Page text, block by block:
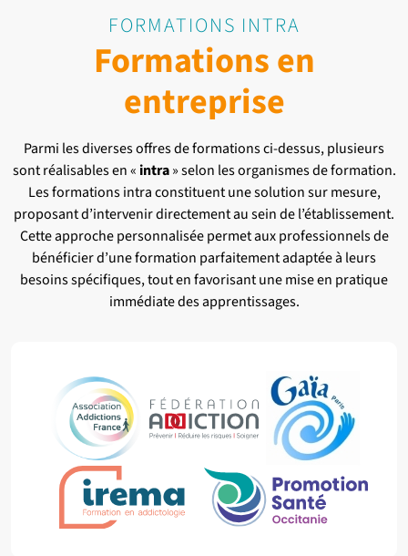
FORMATIONS INTRA
Formations en
entreprise
Parmi les diverses offres de formations ci-dessus, plusieurs
sont réalisables en « intra» selon les organismes de formation.
Les formations intra constituent une solution sur mesure,
proposant d’intervenir directement au sein de l’établissement.
Cette approche personnalisée permet aux professionnels de
bénéficier d’une formation parfaitement adaptée à leurs
besoins spécifiques, tout en favorisant une mise en pratique
immédiate des apprentissages.